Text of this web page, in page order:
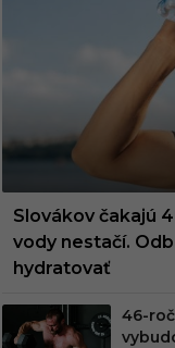
Slovákov čakajú
vody nestačí.
hydratovať
46-